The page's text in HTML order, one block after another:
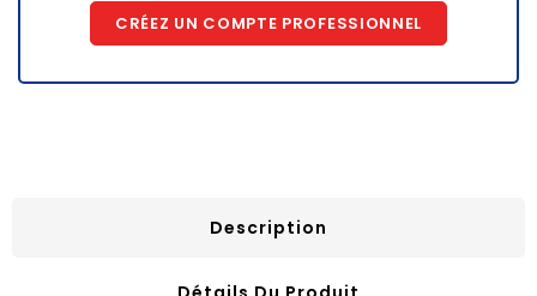
CRÉEZ UN COMPTE PROFESSIONNEL
Description